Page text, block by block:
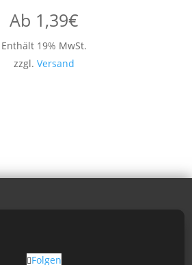
Ab 1,39€
Enthält 19% MwSt.
zzgl. Versand
Folgen